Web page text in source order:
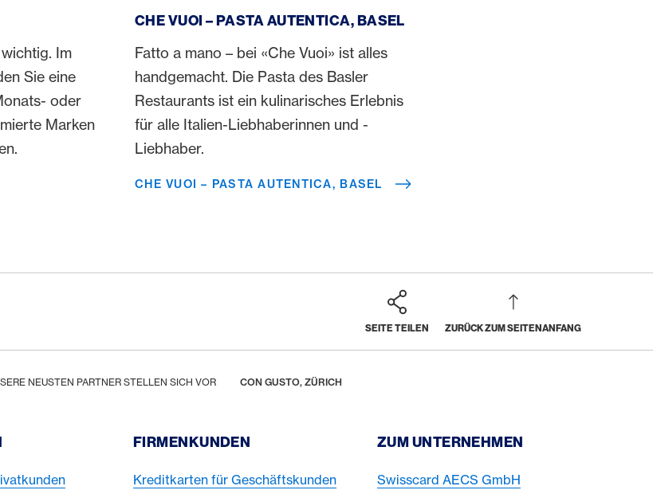
Im
Sie eine
oder
Marken
CHE VUOI – PASTA AUTENTICA, BASEL
Fatto a mano – bei «Che Vuoi» ist alles
handgemacht. Die Pasta des Basler
Restaurants ist ein kulinarisches Erlebnis
für alle Italien-Liebhaberinnen und -
Liebhaber.
CHE VUOI – PASTA AUTENTICA, BASEL
SEITE TEILEN ZURÜCK ZUM SEITENANFANG
NEUSTEN PARTNER STELLEN SICH VOR CON GUSTO, ZÜRICH
FIRMENKUNDEN
Kreditkarten für Geschäftskunden
ZUM UNTERNEHMEN
Swisscard AECS GmbH